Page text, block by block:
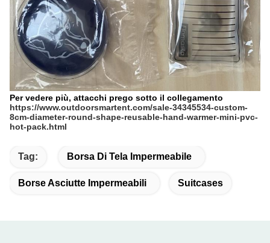
Per vedere più, attacchi prego sotto il collegamento
https://www.outdoorsmartent.com/sale-34345534-custom-
8cm-diameter-round-shape-reusable-hand-warmer-mini-pvc-
hot-pack.html
Tag: Borsa Di Tela Impermeabile
Borse Asciutte Impermeabili Suitcases